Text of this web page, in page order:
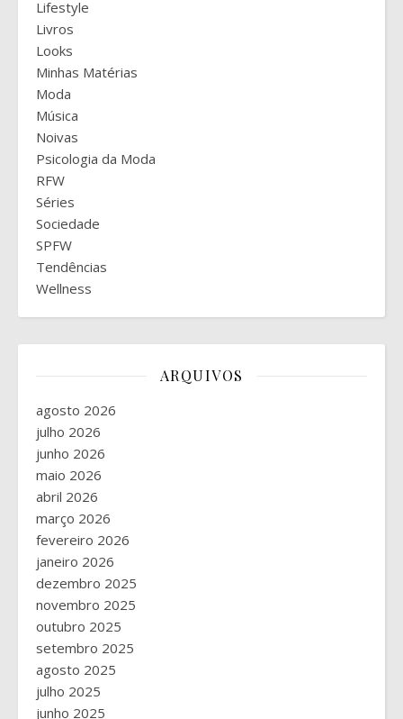
Lifestyle
Livros
Looks
Minhas Matérias
Moda
Música
Noivas
Psicologia da Moda
RFW
Séries
Sociedade
SPFW
Tendências
Wellness
ARQUIVOS
agosto 2026
julho 2026
junho 2026
maio 2026
abril 2026
março 2026
fevereiro 2026
janeiro 2026
dezembro 2025
novembro 2025
outubro 2025
setembro 2025
agosto 2025
julho 2025
junho 2025